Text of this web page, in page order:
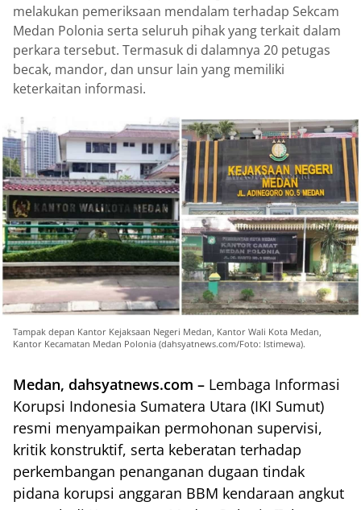
melakukan pemeriksaan mendalam terhadap Sekcam
Medan Polonia serta seluruh pihak yang terkait dalam
perkara tersebut. Termasuk di dalamnya 20 petugas
becak, mandor, dan unsur lain yang memiliki
keterkaitan informasi.
Tampak depan Kantor Kejaksaan Negeri Medan, Kantor Wali Kota Medan,
Kantor Kecamatan Medan Polonia (dahsyatnews.com/Foto: Istimewa).
Medan, dahsyatnews.com – Lembaga Informasi
Korupsi Indonesia Sumatera Utara (IKI Sumut)
resmi menyampaikan permohonan supervisi,
kritik konstruktif, serta keberatan terhadap
perkembangan penanganan dugaan tindak
pidana korupsi anggaran BBM kendaraan angkut